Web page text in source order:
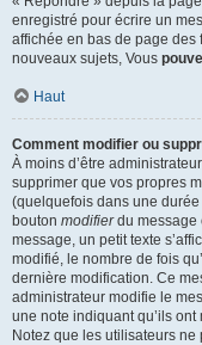
enregistré pour écrire un
affichée en bas de page des
nouveaux sujets, Vous
Haut
Comment modifier ou
À moins d’être
supprimer que vos propres
(quelquefois dans une
bouton modifierdu message
message, un petit texte
modifié, le nombre de fois
dernière modification. Ce
administrateur modifie le
une note indiquant qu’ils
Notez que les utilisateurs